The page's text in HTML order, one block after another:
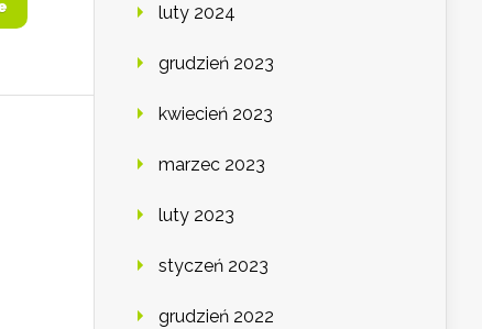
luty 2024
grudzień 2023
kwiecień 2023
marzec 2023
luty 2023
styczeń 2023
grudzień 2022